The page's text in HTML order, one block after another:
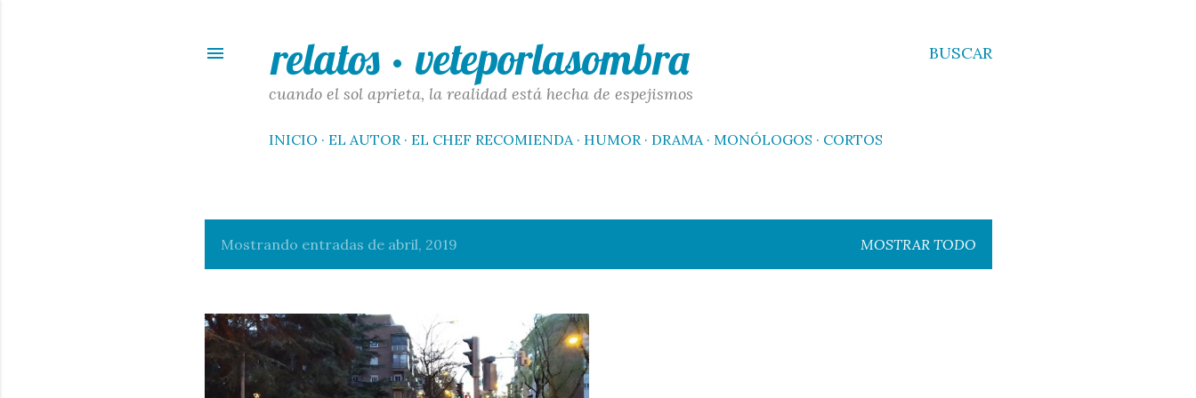
BUSCAR
relatos · veteporlasombra
cuando el sol aprieta, la realidad está hecha de espejismos
INICIO EL AUTOR EL CHEF RECOMIENDA HUMOR DRAMA MONÓLOGOS CORTOS
t
r
Mostrando entradas de abril, 2019 MOSTRAR TODO